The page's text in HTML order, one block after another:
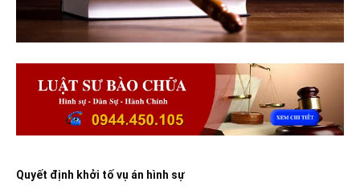
Quyết định khởi tố vụ án hình sự